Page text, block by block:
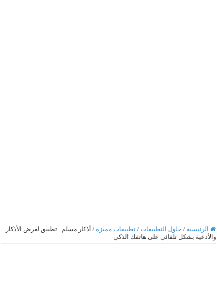
الرئيسية / حلول التطبيقات / تطبيقات مميزة / أذكار مسلم.. تطبيق لعرض الأذكار
والأدعية بشكل تلقائي على هاتفك الذكي